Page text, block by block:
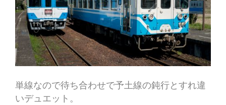
単線なので待ち合わせで予土線の鈍行とすれ違
いデュエット。